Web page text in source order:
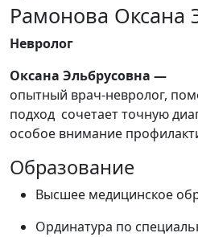
Рамонова Оксана
Невролог
Оксана Эльбрусовна —
опытный врач‑невролог,
подход сочетаетточную
особое внимание
Образование
Высшее медицинское
Ординатура по